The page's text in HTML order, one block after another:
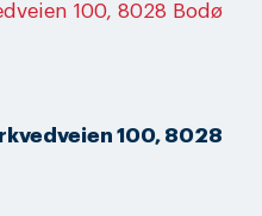
100, 8028 Bodø
100, 8028